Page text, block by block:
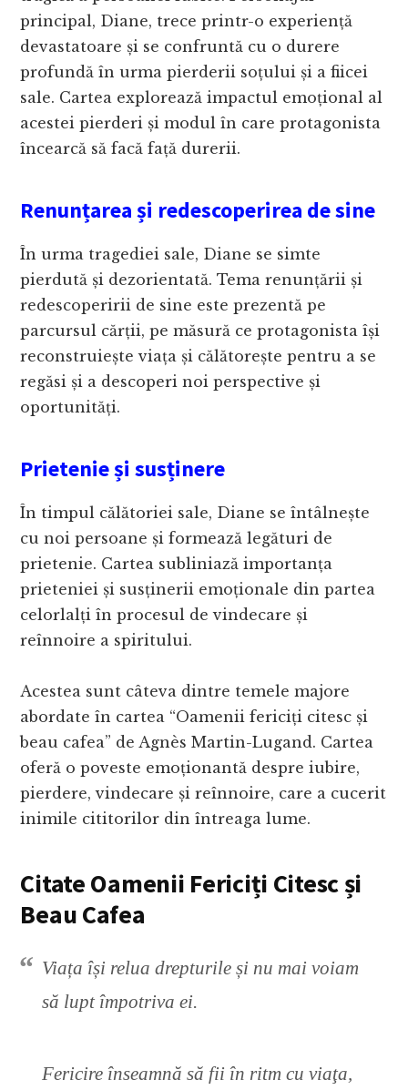
principal, Diane, trece printr-o experiență
devastatoare și se confruntă cu o durere
profundă în urma pierderii soțului și a fiicei
sale. Cartea explorează impactul emoțional al
acestei pierderi și modul în care protagonista
încearcă să facă față durerii.
Renunțarea și redescoperirea de sine
În urma tragediei sale, Diane se simte
pierdută și dezorientată. Tema renunțării și
redescoperirii de sine este prezentă pe
parcursul cărții, pe măsură ce protagonista își
reconstruiește viața și călătorește pentru a se
regăsi și a descoperi noi perspective și
oportunități.
Prietenie și susținere
În timpul călătoriei sale, Diane se întâlnește
cu noi persoane și formează legături de
prietenie. Cartea subliniază importanța
prieteniei și susținerii emoționale din partea
celorlalți în procesul de vindecare și
reînnoire a spiritului.
Acestea sunt câteva dintre temele majore
abordate în cartea “Oamenii fericiți citesc și
beau cafea” de Agnès Martin-Lugand. Cartea
oferă o poveste emoționantă despre iubire,
pierdere, vindecare și reînnoire, care a cucerit
inimile cititorilor din întreaga lume.
Citate Oamenii Fericiți Citesc și
Beau Cafea
Viața își relua drepturile și nu mai voiam
să lupt împotriva ei.
Fericire înseamnă să fii în ritm cu viaţa,